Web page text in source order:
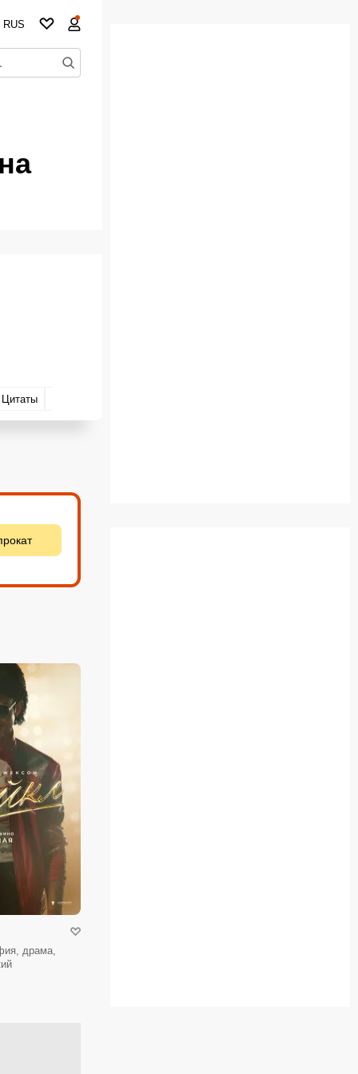
RUS
Цитаты
драма,